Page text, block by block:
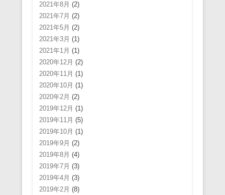
2021年8月 (2)
2021年7月 (2)
2021年5月 (2)
2021年3月 (1)
2021年1月 (1)
2020年12月 (2)
2020年11月 (1)
2020年10月 (1)
2020年2月 (2)
2019年12月 (1)
2019年11月 (5)
2019年10月 (1)
2019年9月 (2)
2019年8月 (4)
2019年7月 (3)
2019年4月 (3)
2019年2月 (8)